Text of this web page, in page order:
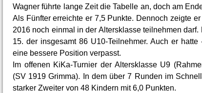
Wagner führte lange Zeit die Tabelle an, doch am
Als Fünfter erreichte er 7,5 Punkte. Dennoch zeigte
2016 noch einmal in der Altersklasse teilnehmen
15. der insgesamt 86 U10-Teilnehmer. Auch er
eine bessere Position verpasst.
Im offenen KiKa-Turnier der Altersklasse U9
(SV 1919 Grimma). In dem über 7 Runden im
starker Zweiter von 48 Kindern mit 6,0 Punkten.